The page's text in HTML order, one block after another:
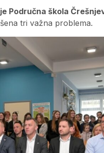
Područna škola
tri važna problema.